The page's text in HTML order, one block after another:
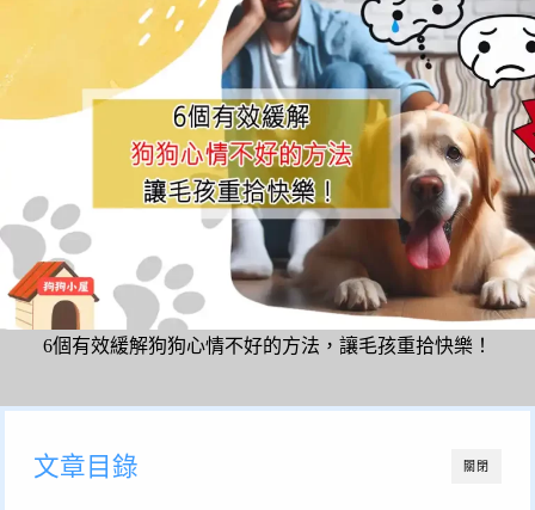
6個有效緩解狗狗心情不好的方法，讓毛孩重拾快樂！
關閉
文章目錄